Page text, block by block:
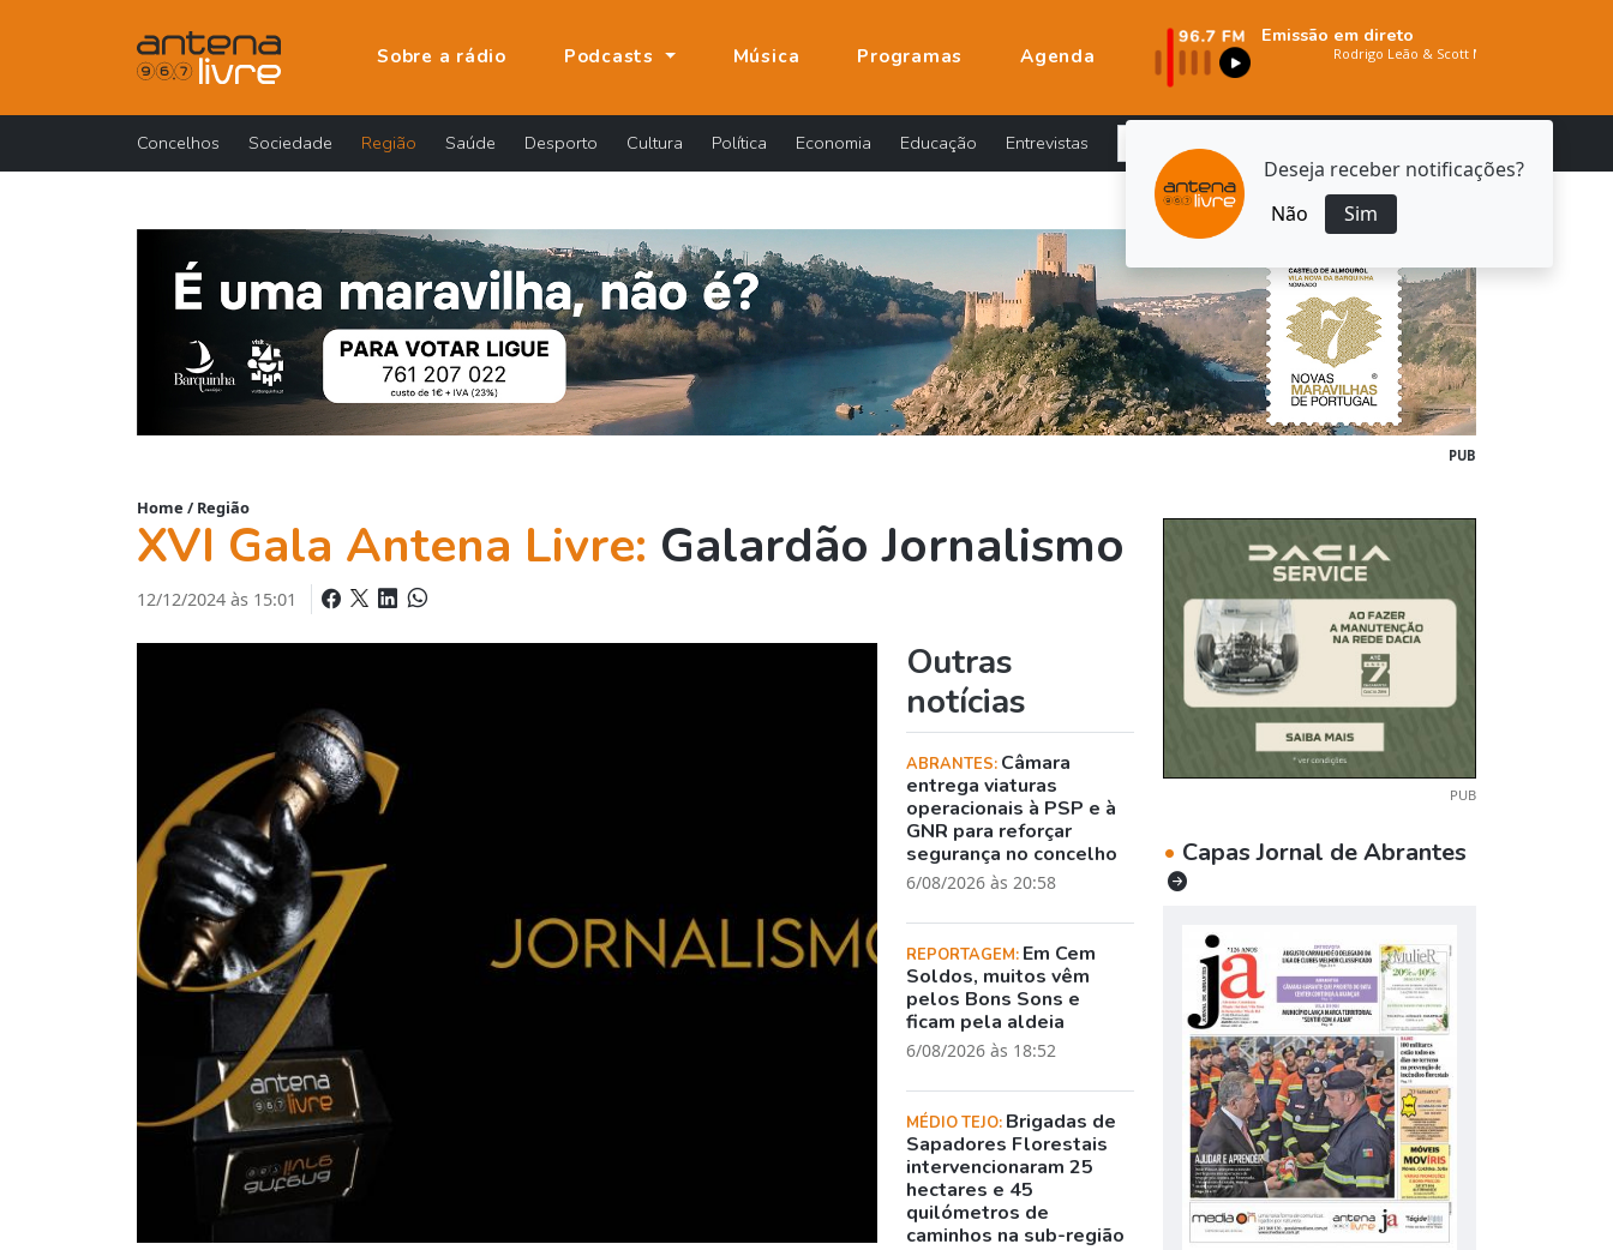
Deseja receber notificações?
Não
Sim
Sobre a rádio Podcasts Música Programas Agenda
Emissão em direto
Concelhos Sociedade Região Saúde Desporto Cultura Política Economia Educação Entrevistas
PUB
Home / Região
XVI Gala Antena Livre: Galardão Jornalismo
12/12/2024 às 15:01
Outras
notícias
ABRANTES: Câmara
entrega viaturas
operacionais à PSP e à
GNR para reforçar
segurança no concelho
6/08/2026 às 20:58
REPORTAGEM: Em Cem
Soldos, muitos vêm
pelos Bons Sons e
ficam pela aldeia
6/08/2026 às 18:52
MÉDIO TEJO: Brigadas de
Sapadores Florestais
intervencionaram 25
hectares e 45
quilómetros de
caminhos na sub-região
PUB
• Capas Jornal de Abrantes